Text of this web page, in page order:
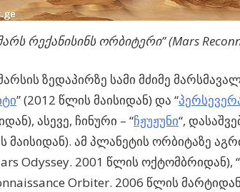
რექანისინს ორბიტერი” (Mars
ზედაპირზე სამი მძიმე
” (2012 წლის მაისიდან) და “
ასევე, ჩინური – “ჩჟუჟუნი“,
მაისიდან). ამ პლანეტის ორბიტაზე
Odyssey. 2001 წლის ოქტომბრიდან),
Orbiter. 2006 წლის